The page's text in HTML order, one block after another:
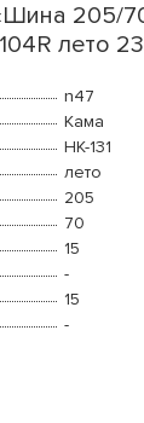
205/
лето
n47
Кама
HK-131
лето
205
70
15
-
15
-